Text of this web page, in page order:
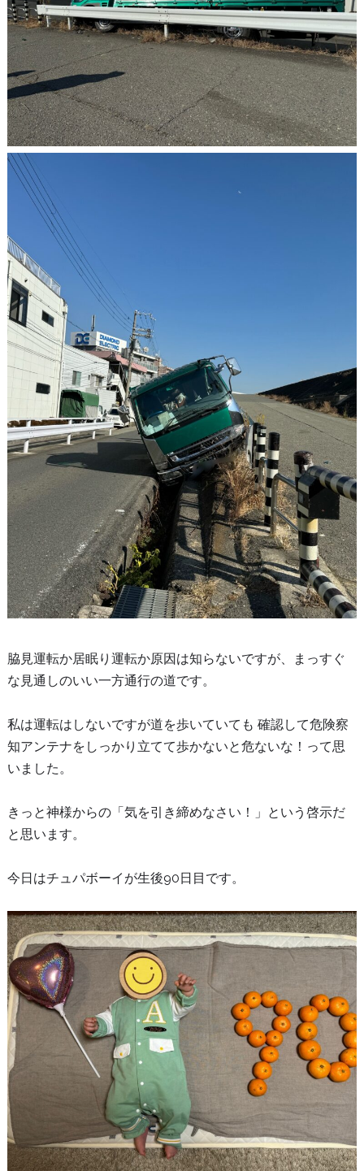
脇見運転か居眠り運転か原因は知らないですが、まっすぐ
な見通しのいい一方通行の道です。
私は運転はしないですが道を歩いていても 確認して危険察
知アンテナをしっかり立てて歩かないと危ないな！って思
いました。
きっと神様からの「気を引き締めなさい！」という啓示だ
と思います。
今日はチュパボーイが生後90日目です。